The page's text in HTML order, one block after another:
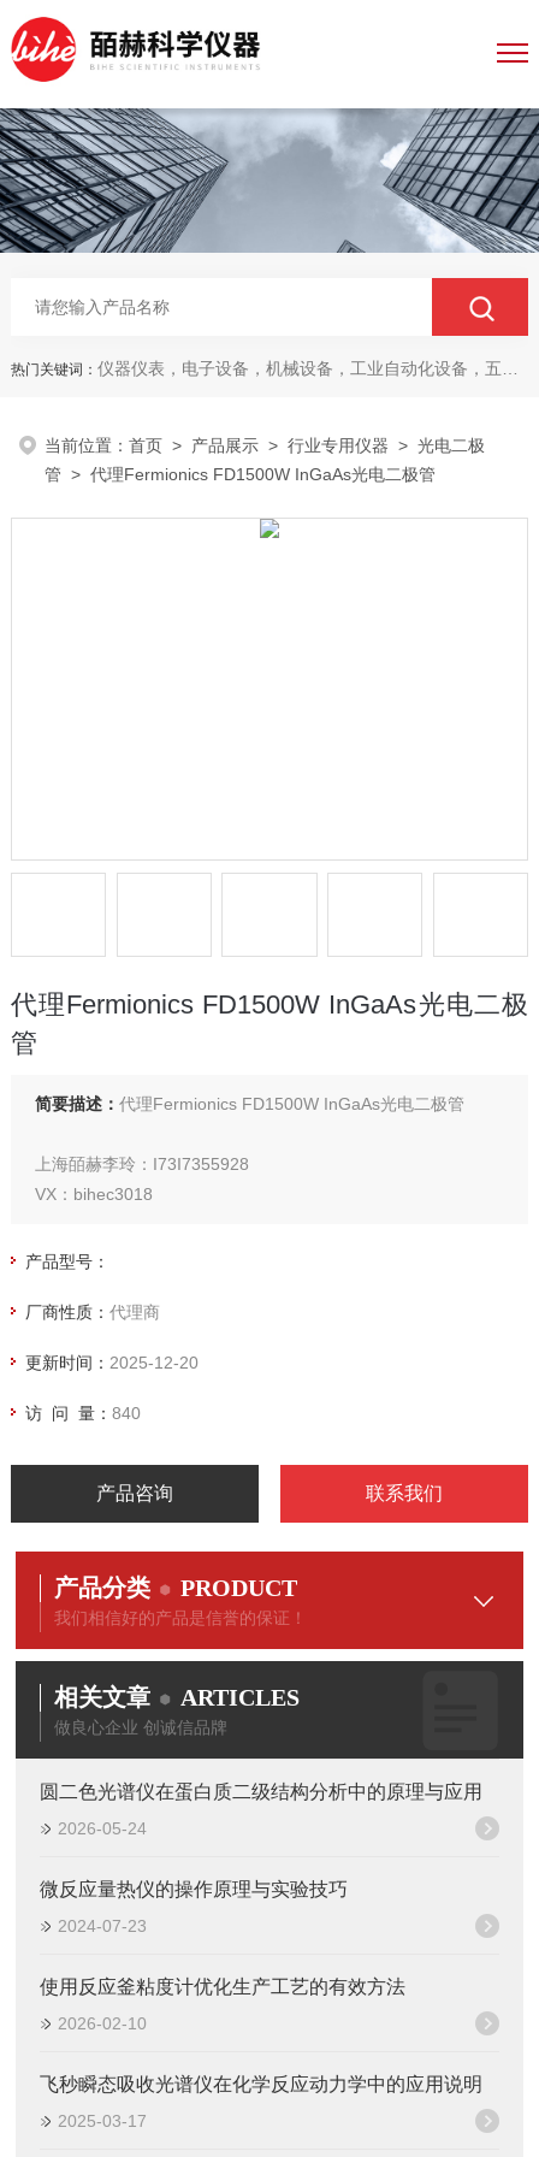
热门关键词： 仪器仪表，电子设备，机械设备，工业自动化设备，五金产品，电线电缆，金属材料，电子
当前位置：首页 > 产品展示 >行业专用仪器 >光电二极
管 > 代理Fermionics FD1500W InGaAs光电二极管
代理Fermionics FD1500W InGaAs光电二极
管
简要描述： 代理Fermionics FD1500W InGaAs光电二极管
上海皕赫李玲：I73I7355928
VX：bihec3018
产品型号：
厂商性质： 代理商
更新时间： 2025-12-20
访 问 量： 840
产品咨询 联系我们
产品分类 PRODUCT
我们相信好的产品是信誉的保证！
相关文章 ARTICLES
做良心企业 创诚信品牌
圆二色光谱仪在蛋白质二级结构分析中的原理与应用
2026-05-24
微反应量热仪的操作原理与实验技巧
2024-07-23
使用反应釜粘度计优化生产工艺的有效方法
2026-02-10
飞秒瞬态吸收光谱仪在化学反应动力学中的应用说明
2025-03-17